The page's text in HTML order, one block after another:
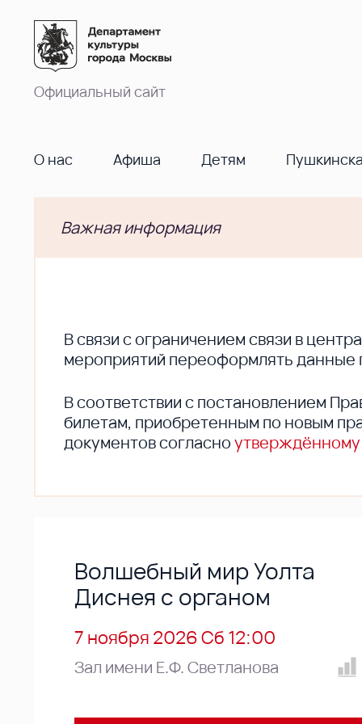
Официальный сайт
О нас Афиша Детям
Важная информация
В cвязи с ограничением связи в
мероприятий переоформлять данные
В соответствии с постановлением
билетам, приобретенным по новым
документов согласно
Волшебный мир Уолта
Диснея с органом
7 ноября 2026 Сб 12:00
Зал имени Е.Ф. Светланова